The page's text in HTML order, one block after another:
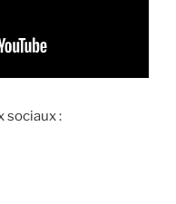
sociaux :